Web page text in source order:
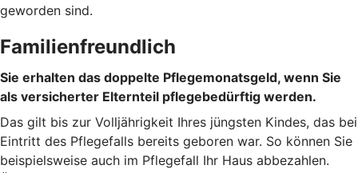
geworden sind.
Familienfreundlich
Sie erhalten das doppelte Pflegemonatsgeld, wenn Sie
als versicherter Elternteil pflegebedürftig werden.
Das gilt bis zur Volljährigkeit Ihres jüngsten Kindes, das bei
Eintritt des Pflegefalls bereits geboren war. So können Sie
beispielsweise auch im Pflegefall Ihr Haus abbezahlen.